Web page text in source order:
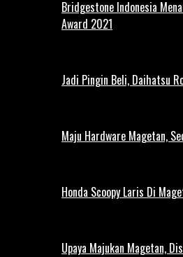
Bridgestone Indonesia
Award 2021
Jadi Pingin Beli, Daihatsu
Maju Hardware Magetan,
Honda Scoopy Laris Di
Upaya Majukan Magetan,